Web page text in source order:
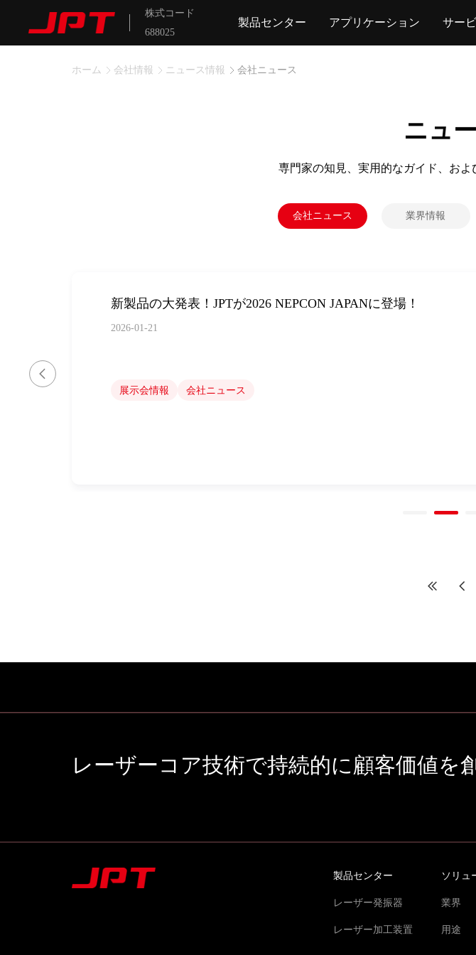
株式コード
688025
製品センター アプリケーション サー
ホーム 会社情報 ニュース情報 会社ニュース
ニュ
専門家の知見、実用的なガイド、お
会社ニュース 業界情報
JPT 2025年年次報告｜売上20.74億人民元、利益が大幅成長
2026-04-02
達成しました。
新製品の大発表！JPTが2026 NEPCON JAPANに登場！
2026-01-21
展示会情報 会社ニュース
喜報｜ジェプテ「ゴールデンガンF」FPC微細孔加工システムが
界トップ顧客から量産受注を獲得
開発した主力製品——FPC微細孔加工専用ドリルシステム「ゴールデン
光で世界をつなぎ、知恵で未来を創る | ジェプテ、光ファイバー
レイユニット（FAU）の新分野へ戦略的進出！
産・販売分野に正式に参入しました！
協力強化｜ジェプテと雨樹光科が戦略的提携を深化、グローバ
シリコンフォトニックウェハーテストの新局面を共に開拓！
トリミテッドは正式に戦略的協力協定を締結した。
レーザーコア技術で持続的に顧客価値を
製品センター
レーザー発振器
レーザー加工装置
ソリュ
業界
用途